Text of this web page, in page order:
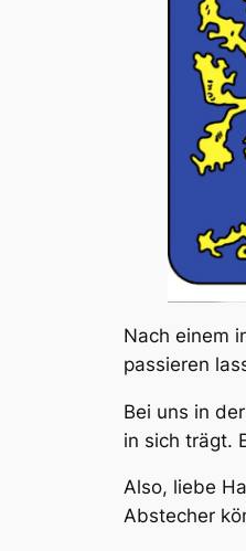
Nach einem
passieren
Bei uns in
in sich trägt.
Also, liebe
Abstecher